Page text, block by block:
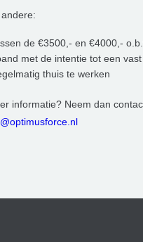
de €3500,- en €4000,-
met de intentie tot een
thuis te werken
informatie? Neem dan